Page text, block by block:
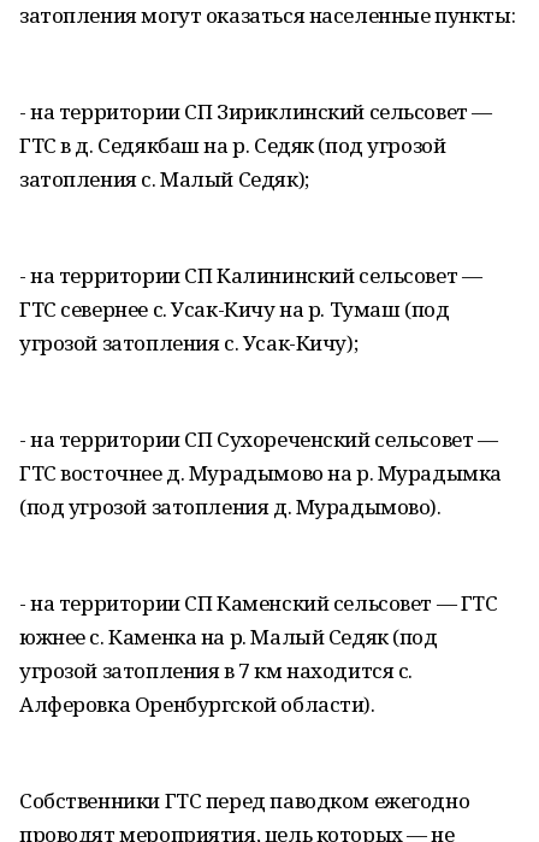
затопления могут оказаться населенные пункты:
- на территории СП Зириклинский сельсовет —
ГТС в д. Седякбаш на р. Седяк (под угрозой
затопления с. Малый Седяк);
- на территории СП Калининский сельсовет —
ГТС севернее с. Усак-Кичу на р. Тумаш (под
угрозой затопления с. Усак-Кичу);
- на территории СП Сухореченский сельсовет —
ГТС восточнее д. Мурадымово на р. Мурадымка
(под угрозой затопления д. Мурадымово).
- на территории СП Каменский сельсовет — ГТС
южнее с. Каменка на р. Малый Седяк (под
угрозой затопления в 7 км находится с.
Алферовка Оренбургской области).
Собственники ГТС перед паводком ежегодно
проводят мероприятия, цель которых — не